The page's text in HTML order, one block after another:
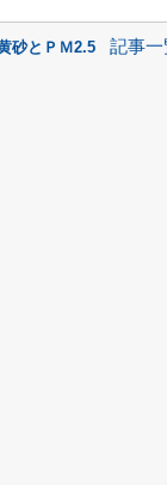
砂とＰＭ2.5 記事一